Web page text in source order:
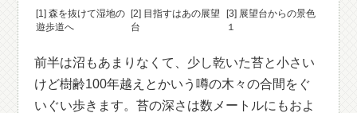
[1] 森を抜けて湿地の
遊歩道へ
[2] 目指すはあの展望
台
[3] 展望台からの景色
１
前半は沼もあまりなくて、少し乾いた苔と小さい
けど樹齢100年越えとかいう噂の木々の合間をぐ
いぐい歩きます。苔の深さは数メートルにもおよ